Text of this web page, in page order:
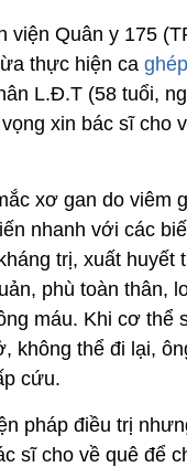
viện Quân y 175
thực hiện ca
L.Đ.T (58 tuổi,
xin bác sĩ cho
xơ gan do viêm
nhanh với các
trị, xuất huyết
phù toàn thân,
máu. Khi cơ thể
không thể đi lại,
cứu.
pháp điều trị
sĩ cho về quê để